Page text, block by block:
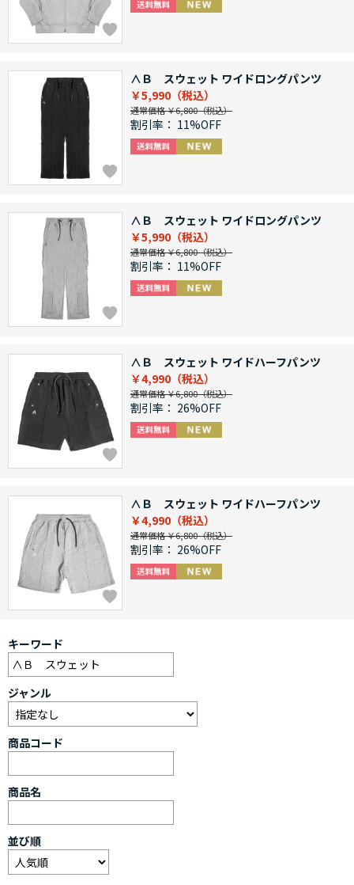
∧Ｂ スウェット ワイドロングパンツ
￥5,990
通常価格 ￥6,800
割引率： 11%OFF
∧Ｂ スウェット ワイドロングパンツ
￥5,990
通常価格 ￥6,800
割引率： 11%OFF
∧Ｂ スウェット ワイドハーフパンツ
￥4,990
通常価格 ￥6,800
割引率： 26%OFF
∧Ｂ スウェット ワイドハーフパンツ
￥4,990
通常価格 ￥6,800
割引率： 26%OFF
キーワード
ジャンル
商品コード
商品名
並び順